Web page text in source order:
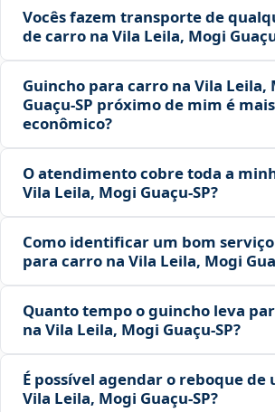
Vocês fazem transporte de
de carro na Vila Leila, Mogi
Guincho para carro na Vila Leila,
Guaçu‑SP próximo de mim é mais
econômico?
O atendimento cobre toda a
Vila Leila, Mogi Guaçu‑SP?
Como identificar um bom
para carro na Vila Leila, Mogi
Quanto tempo o guincho leva
na Vila Leila, Mogi Guaçu‑SP?
É possível agendar o reboque de
Vila Leila, Mogi Guaçu‑SP?